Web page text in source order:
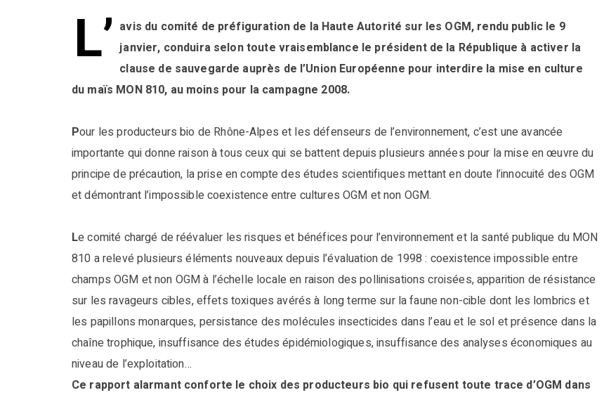
L’ avis du comité de préfiguration de la Haute Autorité sur les OGM, rendu public le 9
janvier, conduira selon toute vraisemblance le président de la République à activer la
clause de sauvegarde auprès de l’Union Européenne pour interdire la mise en culture
du maïs MON 810, au moins pour la campagne 2008.
Pour les producteurs bio de Rhône-Alpes et les défenseurs de l’environnement, c’est une avancée
importante qui donne raison à tous ceux qui se battent depuis plusieurs années pour la mise en œuvre du
principe de précaution, la prise en compte des études scientifiques mettant en doute l’innocuité des OGM
et démontrant l’impossible coexistence entre cultures OGM et non OGM.
Le comité chargé de réévaluer les risques et bénéfices pour l’environnement et la santé publique du MON
810 a relevé plusieurs éléments nouveaux depuis l’évaluation de 1998 : coexistence impossible entre
champs OGM et non OGM à l’échelle locale en raison des pollinisations croisées, apparition de résistance
sur les ravageurs cibles, effets toxiques avérés à long terme sur la faune non-cible dont les lombrics et
les papillons monarques, persistance des molécules insecticides dans l’eau et le sol et présence dans la
chaîne trophique, insuffisance des études épidémiologiques, insuffisance des analyses économiques au
niveau de l’exploitation…
Ce rapport alarmant conforte le choix des producteurs bio qui refusent toute trace d’OGM dans